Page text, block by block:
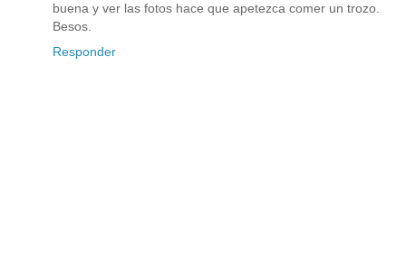
buena y ver las fotos hace que apetezca comer un trozo.
Besos.
Responder